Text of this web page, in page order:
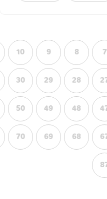
7
8
9
10
28
29
30
48
49
50
68
69
70